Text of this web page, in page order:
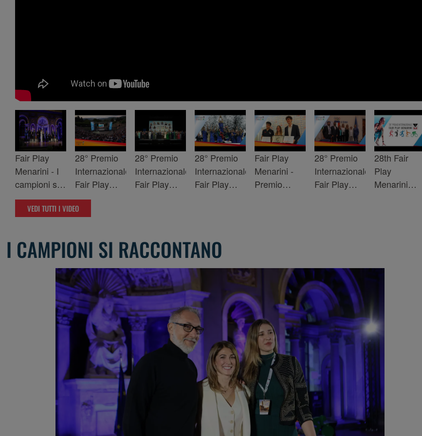
Fair Play
Menarini - I
campioni si
raccontano
2024:
28° Premio
Internazionale
Fair Play
Menarini -
Highlights
28° Premio
Internazionale
Fair Play
28° Premio
Internazionale
Fair Play
Fair Play
Menarini -
Premio
28° Premio
Internazionale
Fair Play
28th Fair
Play
Menarini
VEDI TUTTI I VIDEO
I CAMPIONI SI RACCONTANO